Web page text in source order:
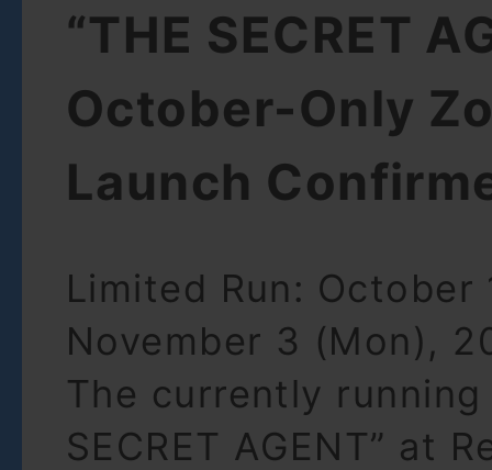
“THE SECRET
October-Only
Launch
Limited Run: October
November 3 (Mon),
The currently running
SECRET AGENT” at